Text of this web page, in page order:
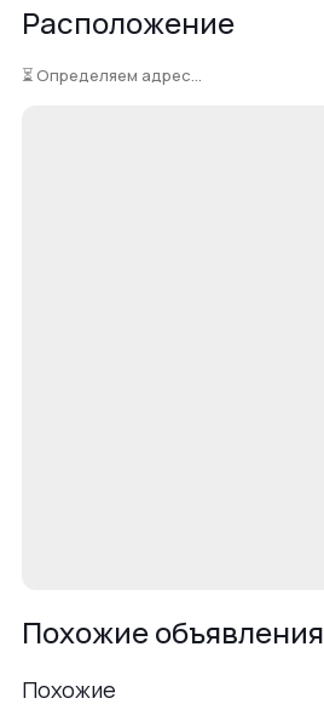
Расположение
⏳ Определяем адрес...
Похожие объявления
Похожие